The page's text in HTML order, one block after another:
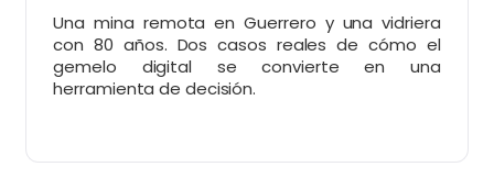
Una mina remota en Guerrero y una vidriera
con 80 años. Dos casos reales de cómo el
gemelo digital se convierte en una
herramienta de decisión.